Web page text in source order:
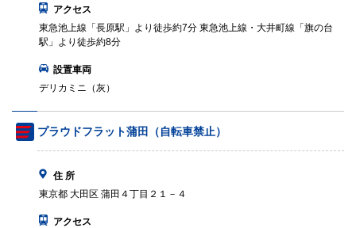
アクセス
東急池上線「長原駅」より徒歩約7分 東急池上線・大井町線「旗の台
駅」より徒歩約8分
設置車両
デリカミニ（灰）
プラウドフラット蒲田（自転車禁止）
住 所
東京都 大田区 蒲田４丁目２１－４
アクセス